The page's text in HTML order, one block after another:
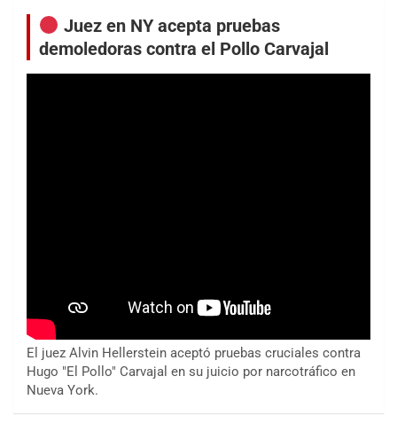
Juez en NY acepta pruebas
demoledoras contra el Pollo Carvajal
El juez Alvin Hellerstein aceptó pruebas cruciales contra
Hugo "El Pollo" Carvajal en su juicio por narcotráfico en
Nueva York.